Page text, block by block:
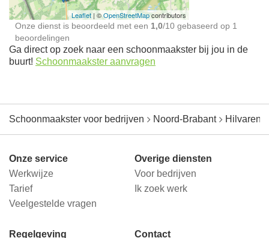
Leaflet| ©OpenStreetMapcontributors
Onze dienst is beoordeeld met een 1,0/10 gebaseerd op 1
beoordelingen
Ga direct op zoek naar een schoonmaakster bij jou in de
buurt! Schoonmaakster aanvragen
Schoonmaakster voor bedrijven Noord-Brabant
Onze service
Werkwijze
Tarief
Veelgestelde vragen
Overige diensten
Voor bedrijven
Ik zoek werk
Regelgeving Contact